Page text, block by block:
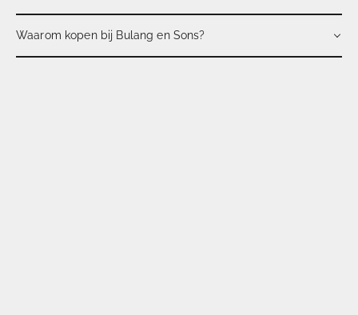
Waarom kopen bij Bulang en Sons?